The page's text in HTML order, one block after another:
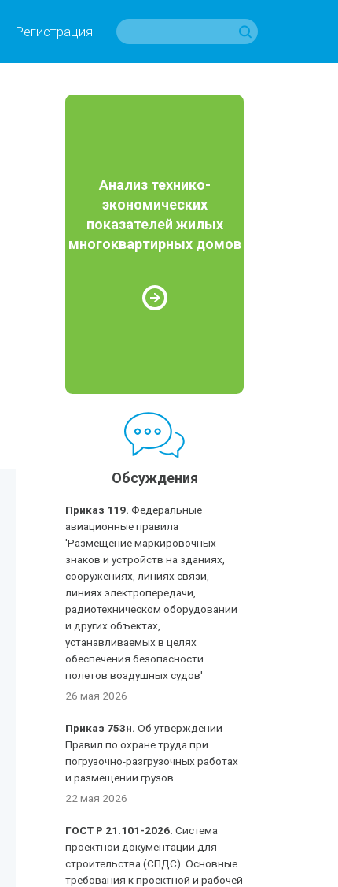
Регистрация
Анализ технико-
экономических
показателей жилых
многоквартирных домов
Обсуждения
Приказ 119. Федеральные
авиационные правила
'Размещение маркировочных
знаков и устройств на зданиях,
сооружениях, линиях связи,
линиях электропередачи,
радиотехническом оборудовании
и других объектах,
устанавливаемых в целях
обеспечения безопасности
полетов воздушных судов'
26 мая 2026
Приказ 753н. Об утверждении
Правил по охране труда при
погрузочно-разгрузочных работах
и размещении грузов
22 мая 2026
ГОСТ Р 21.101-2026. Система
проектной документации для
строительства (СПДС). Основные
требования к проектной и рабочей